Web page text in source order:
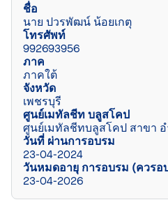
ชื่อ
นาย ปวรพัฒน์ น้อยเกตุ
โทรศัพท์
992693956
ภาค
ภาคใต้
จังหวัด
เพชรบุรี
ศูนย์เมทัลชีท บลูสโคป
ศูนย์เมทัลชีทบลูสโคป สาขา อ
วันที่ ผ่านการอบรม
23-04-2024
วันหมดอายุ การอบรม (ควรอ
23-04-2026